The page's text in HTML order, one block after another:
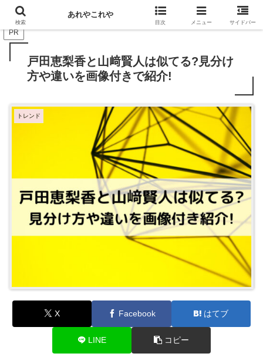
PR
戸田恵梨香と山﨑賢人は似てる?見分け
方や違いを画像付きで紹介!
トレンド
X Facebook はてブ
LINE コピー
検索
あれやこれや
目次 メニュー サイドバー